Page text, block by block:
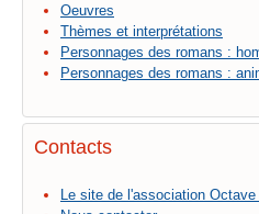
Oeuvres
Thèmes et interprétations
Personnages des romans :
Personnages des romans :
Contacts
Le site de l'association Octave